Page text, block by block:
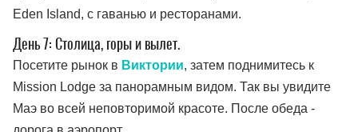
Eden Island, с гаванью и ресторанами.
День 7: Столица, горы и вылет.
Посетите рынок в Виктории, затем поднимитесь к
Mission Lodge за панорамным видом. Так вы увидите
Маэ во всей неповторимой красоте. После обеда -